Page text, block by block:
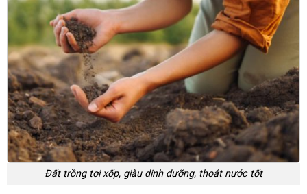
Đất trồng tơi xốp, giàu dinh dưỡng, thoát nước tốt